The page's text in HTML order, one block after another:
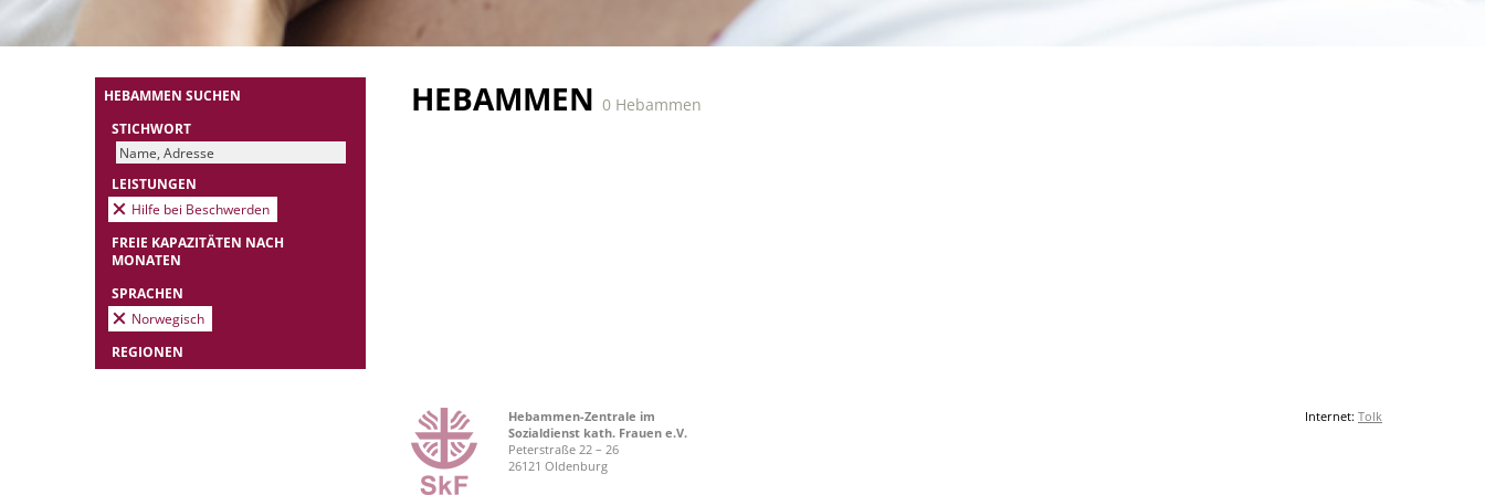
HEBAMMEN SUCHEN
STICHWORT
LEISTUNGEN
Hilfe bei Beschwerden
FREIE KAPAZITÄTEN NACH
MONATEN
SPRACHEN
Norwegisch
REGIONEN
HEBAMMEN 0 Hebammen
Internet: Tolk
Hebammen-Zentrale im
Sozialdienst kath. Frauen e.V.
Peterstraße 22 – 26
26121 Oldenburg